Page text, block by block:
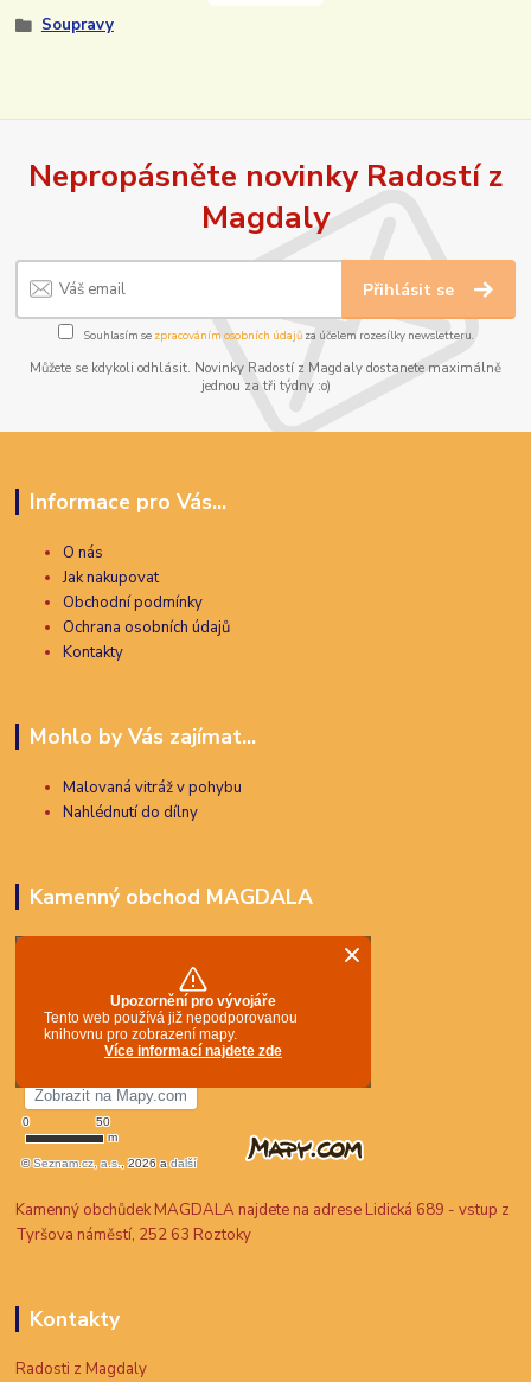
Soupravy
Nepropásněte novinky Radostí z
Magdaly
Přihlásit se
Souhlasím se zpracováním osobních údajůza účelem rozesílky newsletteru.
Můžete se kdykoli odhlásit. Novinky Radostí z Magdaly dostanete maximálně
jednou za tři týdny :o)
Informace pro Vás...
O nás
Jak nakupovat
Obchodní podmínky
Ochrana osobních údajů
Kontakty
Mohlo by Vás zajímat...
Malovaná vitráž v pohybu
Nahlédnutí do dílny
Kamenný obchod MAGDALA
Kamenný obchůdek MAGDALA najdete na adrese Lidická 689 - vstup z
Tyršova náměstí, 252 63 Roztoky
Kontakty
Radosti z Magdaly